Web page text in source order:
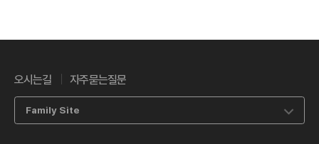
오시는길 자주묻는질문
Family Site